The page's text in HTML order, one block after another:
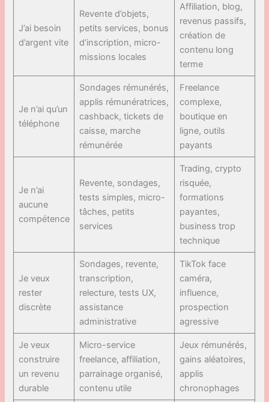
J’ai besoin
d’argent vite
Revente d’objets,
petits services, bonus
d’inscription, micro-
missions locales
Affiliation, blog,
revenus passifs,
création de
contenu long
terme
Je n’ai qu’un
téléphone
Sondages rémunérés,
applis rémunératrices,
cashback, tickets de
caisse, marche
rémunérée
Freelance
complexe,
boutique en
ligne, outils
payants
Je n’ai
aucune
compétence
Revente, sondages,
tests simples, micro-
tâches, petits
services
Trading, crypto
risquée,
formations
payantes,
business trop
technique
Je veux
rester
discrète
Sondages, revente,
transcription,
relecture, tests UX,
assistance
administrative
TikTok face
caméra,
influence,
prospection
agressive
Je veux
construire
un revenu
durable
Micro-service
freelance, affiliation,
parrainage organisé,
contenu utile
Jeux rémunérés,
gains aléatoires,
applis
chronophages